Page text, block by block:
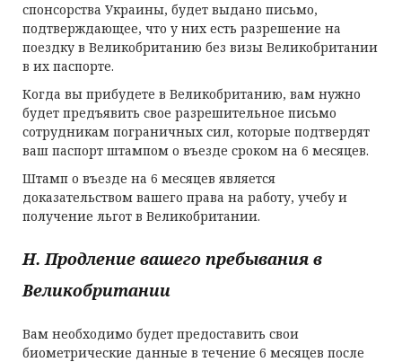
спонсорства Украины, будет выдано письмо,
подтверждающее, что у них есть разрешение на
поездку в Великобританию без визы Великобритании
в их паспорте.
Когда вы прибудете в Великобританию, вам нужно
будет предъявить свое разрешительное письмо
сотрудникам пограничных сил, которые подтвердят
ваш паспорт штампом о въезде сроком на 6 месяцев.
Штамп о въезде на 6 месяцев является
доказательством вашего права на работу, учебу и
получение льгот в Великобритании.
H. Продление вашего пребывания в
Великобритании
Вам необходимо будет предоставить свои
биометрические данные в течение 6 месяцев после